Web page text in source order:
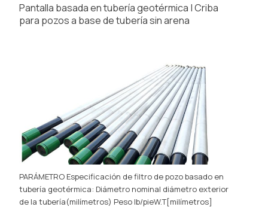
Pantalla basada en tubería geotérmica | Criba
para pozos a base de tubería sin arena
PARÁMETRO Especificación de filtro de pozo basado en
tubería geotérmica: Diámetro nominal diámetro exterior
de la tubería(milímetros) Peso lb/pieW.T[milímetros]